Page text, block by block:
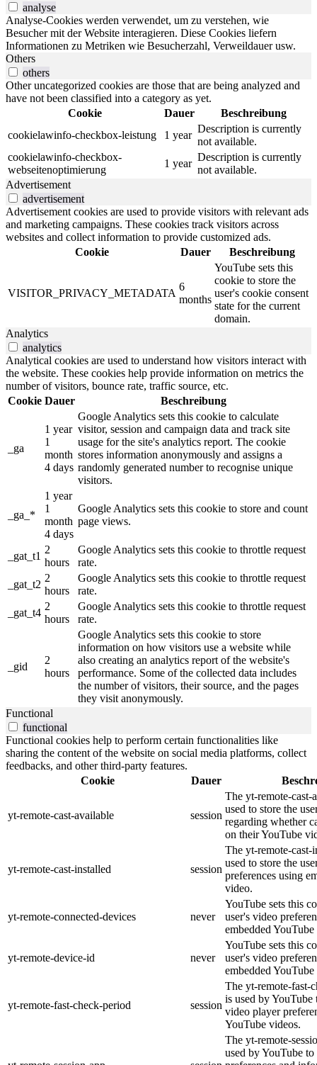
analyse
Analyse-Cookies werden verwendet, um zu verstehen, wie
Besucher mit der Website interagieren. Diese Cookies liefern
Informationen zu Metriken wie Besucherzahl, Verweildauer usw.
Others
others
Other uncategorized cookies are those that are being analyzed and
have not been classified into a category as yet.
Cookie
Dauer
Beschreibung
cookielawinfo-checkbox-leistung
1 year
Description is currently
not available.
cookielawinfo-checkbox-
webseitenoptimierung
1 year
Description is currently
not available.
Advertisement
advertisement
Advertisement cookies are used to provide visitors with relevant ads
and marketing campaigns. These cookies track visitors across
websites and collect information to provide customized ads.
Cookie
Dauer Beschreibung
VISITOR_PRIVACY_METADATA
6
months
YouTube sets this
cookie to store the
user's cookie consent
state for the current
domain.
Analytics
analytics
Analytical cookies are used to understand how visitors interact with
the website. These cookies help provide information on metrics the
number of visitors, bounce rate, traffic source, etc.
Cookie Dauer Beschreibung
_ga
1 year
1
month
4 days
Google Analytics sets this cookie to calculate
visitor, session and campaign data and track site
usage for the site's analytics report. The cookie
stores information anonymously and assigns a
randomly generated number to recognise unique
visitors.
_ga_*
1 year
1
month
4 days
Google Analytics sets this cookie to store and count
page views.
_gat_t1
2
hours
Google Analytics sets this cookie to throttle request
rate.
_gat_t2
2
hours
Google Analytics sets this cookie to throttle request
rate.
_gat_t4
2
hours
Google Analytics sets this cookie to throttle request
rate.
_gid
2
hours
Google Analytics sets this cookie to store
information on how visitors use a website while
also creating an analytics report of the website's
performance. Some of the collected data includes
the number of visitors, their source, and the pages
they visit anonymously.
Functional
functional
Functional cookies help to perform certain functionalities like
sharing the content of the website on social media platforms, collect
feedbacks, and other third-party features.
Cookie
Dauer
yt-remote-cast-available session
The yt-remote-cast-
used to store the
regarding whether
on their YouTube
yt-remote-cast-installed session
The yt-remote-cast-
used to store the
preferences using
video.
yt-remote-connected-devices never
YouTube sets this
user's video
embedded
yt-remote-device-id never
YouTube sets this
user's video
embedded
yt-remote-fast-check-period session
The yt-remote-fast-
is used by YouTube
video player
YouTube videos.
The yt-remote-
used by YouTube to